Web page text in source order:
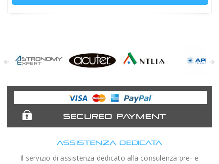
Expert
Telescopes
SECURED PAYMENT
ASSISTENZA DEDICATA
Il servizio di assistenza dedicato alla consulenza pre- e